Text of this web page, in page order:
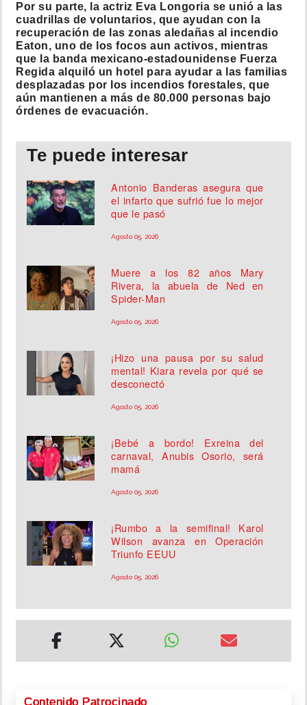
Por su parte, la actriz Eva Longoria se unió a las
cuadrillas de voluntarios, que ayudan con la
recuperación de las zonas aledañas al incendio
Eaton, uno de los focos aun activos, mientras
que la banda mexicano-estadounidense Fuerza
Regida alquiló un hotel para ayudar a las familias
desplazadas por los incendios forestales, que
aún mantienen a más de 80.000 personas bajo
órdenes de evacuación.
Te puede interesar
Antonio Banderas asegura que
el infarto que sufrió fue lo mejor
que le pasó
Agosto 05, 2026
Muere a los 82 años Mary
Rivera, la abuela de Ned en
Spider-Man
Agosto 05, 2026
¡Hizo una pausa por su salud
mental! Kiara revela por qué se
desconectó
Agosto 05, 2026
¡Bebé a bordo! Exreina del
carnaval, Anubis Osorio, será
mamá
Agosto 05, 2026
¡Rumbo a la semifinal! Karol
Wilson avanza en Operación
Triunfo EEUU
Agosto 05, 2026
Contenido Patrocinado